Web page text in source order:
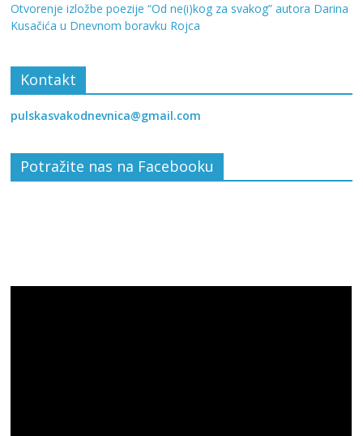
Otvorenje izložbe poezije “Od ne(i)kog za svakog” autora Darina
Kusačića u Dnevnom boravku Rojca
Kontakt
pulskasvakodnevnica@gmail.com
Potražite nas na Facebooku